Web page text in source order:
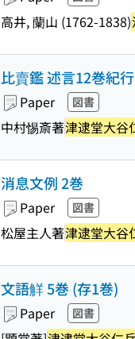
高井, 蘭山 (1762-1838)
比賣鑑 述言12巻紀
Paper 図書
中村惕斎著津逮堂大谷
消息文例 2巻
Paper 図書
松屋主人著津逮堂大谷
文語觧 5巻 (存1巻)
Paper 図書